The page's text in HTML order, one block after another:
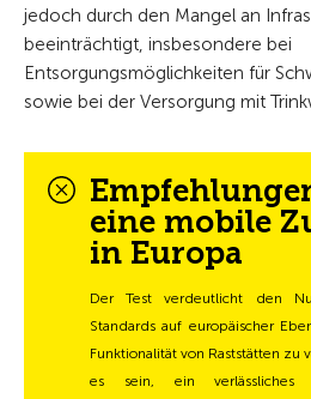
jedoch durch den Mangel an
beeinträchtigt, insbesondere bei
Entsorgungsmöglichkeiten für
sowie bei der Versorgung mit
eine mobile
in Europa
Der Test verdeutlicht den
Standards auf europäischer
Funktionalität von Raststätten zu
es sein, ein verlässliches